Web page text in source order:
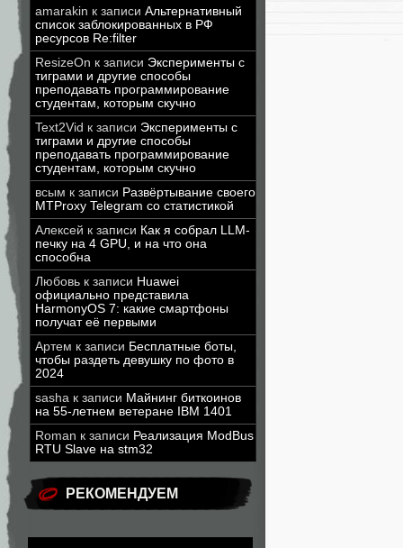
amarakin к записи Альтернативный
список заблокированных в РФ
ресурсов Re:filter
ResizeOn к записи Эксперименты с
тиграми и другие способы
преподавать программирование
студентам, которым скучно
Text2Vid к записи Эксперименты с
тиграми и другие способы
преподавать программирование
студентам, которым скучно
всым к записи Развёртывание своего
MTProxy Telegram со статистикой
Алексей к записи Как я собрал LLM-
печку на 4 GPU, и на что она
способна
Любовь к записи Huawei
официально представила
HarmonyOS 7: какие смартфоны
получат её первыми
Артем к записи Бесплатные боты,
чтобы раздеть девушку по фото в
2024
sasha к записи Майнинг биткоинов
на 55-летнем ветеране IBM 1401
Roman к записи Реализация ModBus
RTU Slave на stm32
РЕКОМЕНДУЕМ